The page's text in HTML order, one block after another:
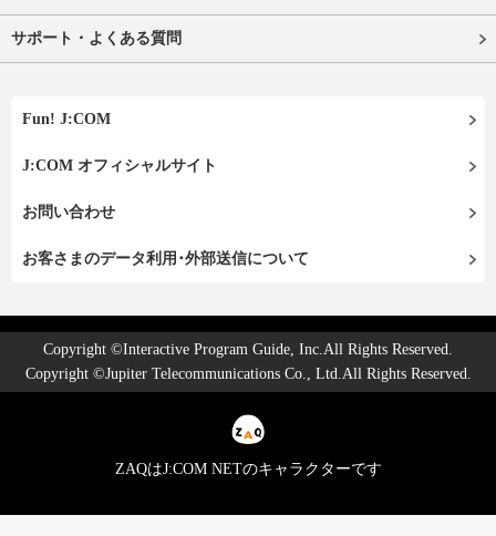
サポート・よくある質問
Fun! J:COM
J:COM オフィシャルサイト
お問い合わせ
お客さまのデータ利用･外部送信について
Copyright ©Interactive Program Guide, Inc.All Rights Reserved.
Copyright ©Jupiter Telecommunications Co., Ltd.All Rights Reserved.
ZAQはJ:COM NETのキャラクターです